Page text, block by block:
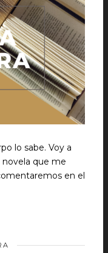
lo sabe. Voy a
que me
en el